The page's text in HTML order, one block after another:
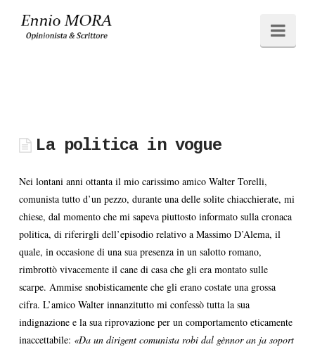
Ennio
La politica in vogue
Nei lontani anni ottanta il mio carissimo amico Walter Torelli,
comunista tutto d’un pezzo, durante una delle solite chiacchierate, mi
chiese, dal momento che mi sapeva piuttosto informato sulla cronaca
politica, di riferirgli dell’episodio relativo a Massimo D’Alema, il
quale, in occasione di una sua presenza in un salotto romano,
rimbrottò vivacemente il cane di casa che gli era montato sulle
scarpe. Ammise snobisticamente che gli erano costate una grossa
cifra. L’amico Walter innanzitutto mi confessò tutta la sua
indignazione e la sua riprovazione per un comportamento eticamente
inaccettabile: «Da un dirigent comunista robi dal gènnor an ja soport